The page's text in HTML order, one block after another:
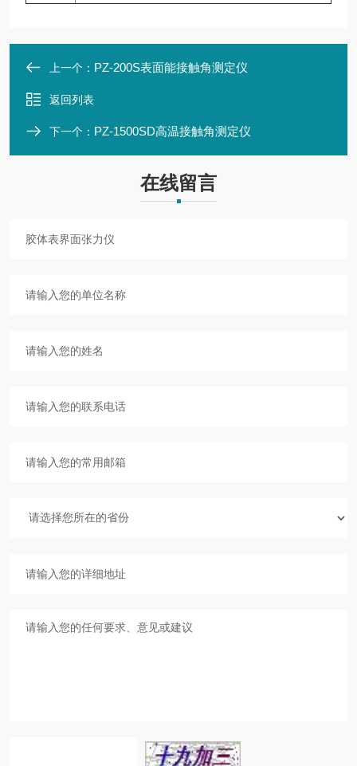
上一个： PZ-200S表面能接触角测定仪
返回列表
下一个： PZ-1500SD高温接触角测定仪
在线留言